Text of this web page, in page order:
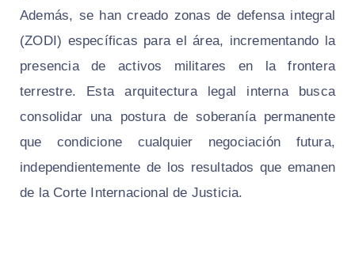
Además, se han creado zonas de defensa integral
(ZODI) específicas para el área, incrementando la
presencia de activos militares en la frontera
terrestre. Esta arquitectura legal interna busca
consolidar una postura de soberanía permanente
que condicione cualquier negociación futura,
independientemente de los resultados que emanen
de la Corte Internacional de Justicia.